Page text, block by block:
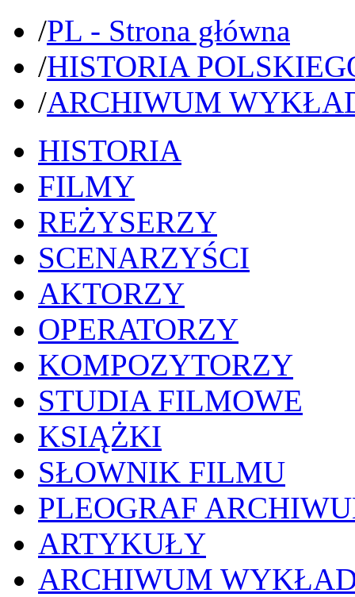
/PL - Strona główna
/HISTORIA
/ARCHIWUM
HISTORIA
FILMY
REŻYSERZY
SCENARZYŚCI
AKTORZY
OPERATORZY
KOMPOZYTORZY
STUDIA FILMOWE
KSIĄŻKI
SŁOWNIK FILMU
PLEOGRAF
ARTYKUŁY
ARCHIWUM